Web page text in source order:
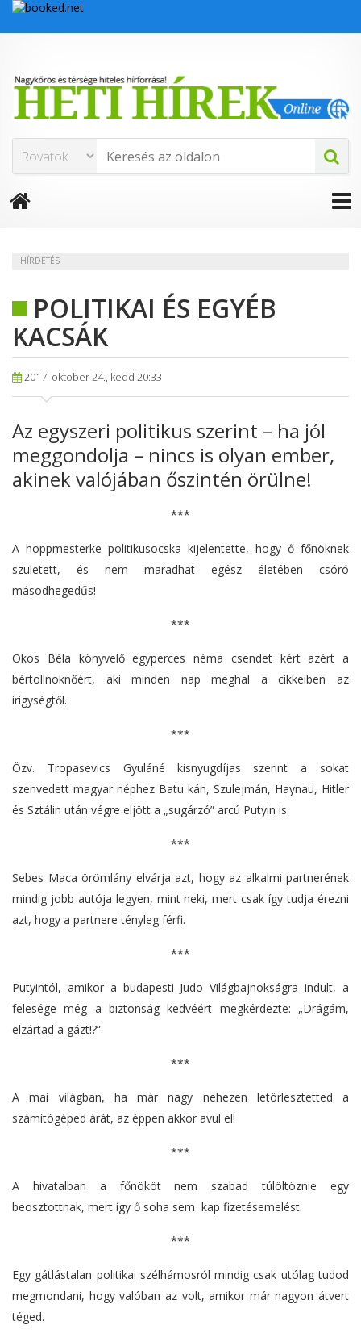
HÍRDETÉS
POLITIKAI ÉS EGYÉB
KACSÁK
2017. oktober 24., kedd 20:33
Az egyszeri politikus szerint – ha jól
meggondolja – nincs is olyan ember,
akinek valójában őszintén örülne!
***
A hoppmesterke politikusocska kijelentette, hogy ő főnöknek
született, és nem maradhat egész életében csóró
másodhegedűs!
***
Okos Béla könyvelő egyperces néma csendet kért azért a
bértollnoknőért, aki minden nap meghal a cikkeiben az
irigységtől.
***
Özv. Tropasevics Gyuláné kisnyugdíjas szerint a sokat
szenvedett magyar néphez Batu kán, Szulejmán, Haynau, Hitler
és Sztálin után végre eljött a „sugárzó” arcú Putyin is.
***
Sebes Maca örömlány elvárja azt, hogy az alkalmi partnerének
mindig jobb autója legyen, mint neki, mert csak így tudja érezni
azt, hogy a partnere tényleg férfi.
***
Putyintól, amikor a budapesti Judo Világbajnokságra indult, a
felesége még a biztonság kedvéért megkérdezte: „Drágám,
elzártad a gázt!?”
***
A mai világban, ha már nagy nehezen letörlesztetted a
számítógéped árát, az éppen akkor avul el!
***
A hivatalban a főnököt nem szabad túlöltöznie egy
beosztottnak, mert így ő soha sem kap fizetésemelést.
***
Egy gátlástalan politikai szélhámosról mindig csak utólag tudod
megmondani, hogy valóban az volt, amikor már nagyon átvert
téged.